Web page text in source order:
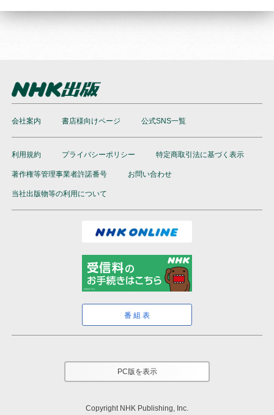
会社案内 書店様向けページ 公式SNS一覧
利用規約 プライバシーポリシー 特定商取引法に基づく表示
著作権等管理事業者許諾番号 お問い合わせ
当社出版物等の利用について
番組表
PC版を表示
Copyright NHK Publishing, Inc.